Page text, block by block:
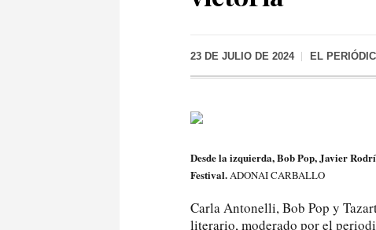
23 DE JULIO DE 2024 EL
Desde la izquierda, Bob Pop, Javier
Festival.ADONAI CARBALLO
Carla Antonelli, Bob Pop y
literario, moderado por el